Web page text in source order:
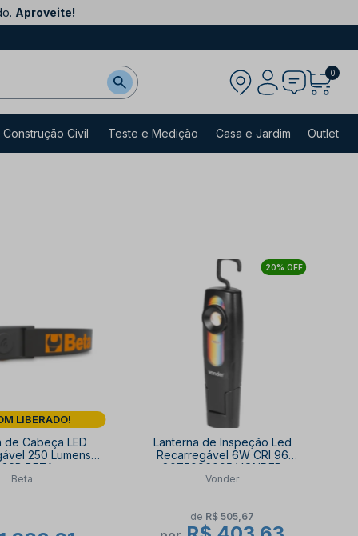
Aproveite!
0
Construção Civil Teste e Medição Casa e Jardim Outlet
LIBERADO!
de Cabeça LED
250 Lumens
BETA
Beta
20% OFF
Lanterna de Inspeção Led
Recarregável 6W CRI 96
8075096005 VONDER
Vonder
de R$ 505,67